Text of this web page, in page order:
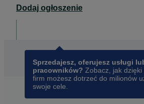
Dodaj ogłoszenie
Sprzedajesz, oferujesz usługi
pracowników? Zobacz, jak
firm możesz dotrzeć do milionów
swoje cele.